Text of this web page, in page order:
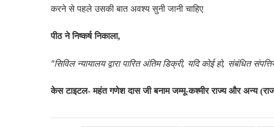
करने से पहले उसकी बात अवश्य सुनी जानी चाहिए
पीठ ने निष्कर्ष निकाला,
"सिविल न्यायालय द्वारा पारित अंतिम डिक्री, यदि कोई हो, संबंधित
केस टाइटल- महंत गणेश दास जी बनाम जम्मू-कश्मीर राज्य और अन्य